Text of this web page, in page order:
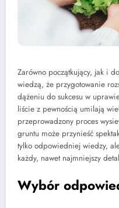
Zarówno początkujący, jak i
wiedzą, że przygotowanie
dążeniu do sukcesu w
liście z pewnością umilają
przeprowadzony proces
gruntu może przynieść
tylko odpowiedniej wiedzy,
każdy, nawet najmniejszy
Wybór